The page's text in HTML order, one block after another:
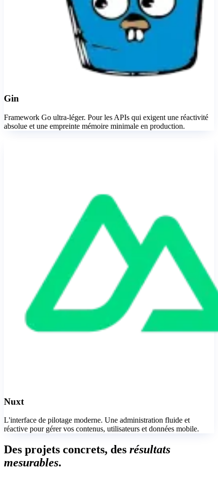
Gin
Framework Go ultra-léger. Pour les APIs qui exigent une réactivité
absolue et une empreinte mémoire minimale en production.
Nuxt
L'interface de pilotage moderne. Une administration fluide et
réactive pour gérer vos contenus, utilisateurs et données mobile.
Des projets concrets, des résultats
mesurables.